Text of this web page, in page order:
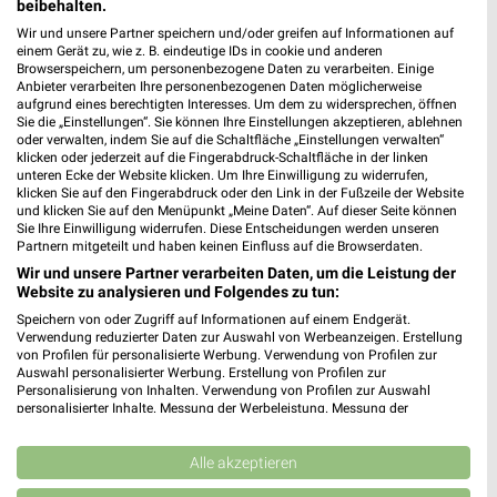
PENNY
0,6 km
Angebote ab 03.08.
Noch heute gültig
Lidl
5,5 km
Angebote ab 03.08.
Noch heute gültig
Lidl Netto Marken-Discount
beibehalten.
Wir und unsere Partner speichern und/oder greifen auf Informationen auf
einem Gerät zu, wie z. B. eindeutige IDs in cookie und anderen
Browserspeichern, um personenbezogene Daten zu verarbeiten. Einige
Anbieter verarbeiten Ihre personenbezogenen Daten möglicherweise
aufgrund eines berechtigten Interesses. Um dem zu widersprechen, öffnen
Sie die „Einstellungen“. Sie können Ihre Einstellungen akzeptieren, ablehnen
oder verwalten, indem Sie auf die Schaltfläche „Einstellungen verwalten“
klicken oder jederzeit auf die Fingerabdruck-Schaltfläche in der linken
unteren Ecke der Website klicken. Um Ihre Einwilligung zu widerrufen,
klicken Sie auf den Fingerabdruck oder den Link in der Fußzeile der Website
und klicken Sie auf den Menüpunkt „Meine Daten“. Auf dieser Seite können
Sie Ihre Einwilligung widerrufen. Diese Entscheidungen werden unseren
Partnern mitgeteilt und haben keinen Einfluss auf die Browserdaten.
Wir und unsere Partner verarbeiten Daten, um die Leistung der
Website zu analysieren und Folgendes zu tun:
Speichern von oder Zugriff auf Informationen auf einem Endgerät.
Verwendung reduzierter Daten zur Auswahl von Werbeanzeigen. Erstellung
von Profilen für personalisierte Werbung. Verwendung von Profilen zur
Auswahl personalisierter Werbung. Erstellung von Profilen zur
Personalisierung von Inhalten. Verwendung von Profilen zur Auswahl
personalisierter Inhalte. Messung der Werbeleistung. Messung der
Kombinationen von Daten aus verschiedenen Quellen. Entwicklung und
Verbesserung der Angebote. Verwendung reduzierter Daten zur Auswahl
von Inhalten.
Alle akzeptieren